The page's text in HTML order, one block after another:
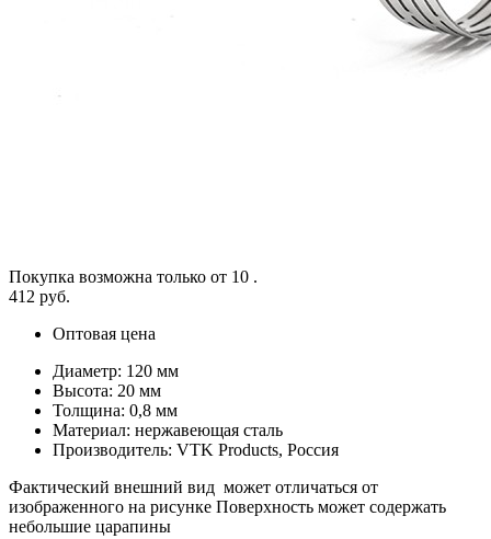
Покупка возможна только от 10 .
412 руб.
Оптовая цена
Диаметр: 120 мм
Высота: 20 мм
Толщина: 0,8 мм
Материал: нержавеющая сталь
Производитель: VTK Products, Россия
Фактический внешний вид может отличаться от
изображенного на рисунке Поверхность может содержать
небольшие царапины